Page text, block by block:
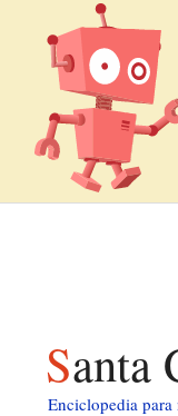
Enciclopedia para